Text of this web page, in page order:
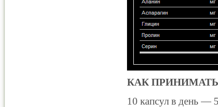
КАК
10 капсул в день —